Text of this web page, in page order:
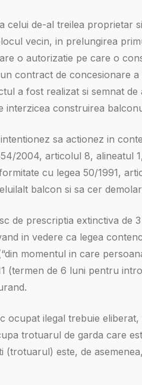
celui de-al treilea proprietar
vecin, in prelungirea
o autorizatie pe care o
contract de concesionare
a fost realizat si semnat
interzicea construirea
sa actionez in
2004, articolul 8, alineatul
cu legea 50/1991,
balcon si sa cer
de prescriptia extinctiva de
in vedere ca legea
momentul in care
(termen de 6 luni pentru
ocupat ilegal trebuie
trotuarul de garda care
este, de